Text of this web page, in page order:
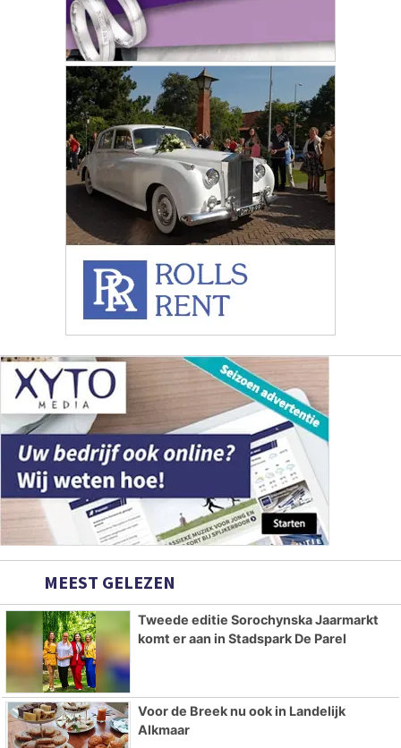
MEEST GELEZEN
Tweede editie Sorochynska Jaarmarkt
komt er aan in Stadspark De Parel
Voor de Breek nu ook in Landelijk
Alkmaar